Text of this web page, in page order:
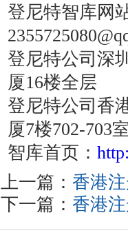
登尼特智库网
登尼特公司深
厦16楼全层
登尼特公司香
厦7楼702-703
智库首页：
上一篇： 香港
下一篇： 香港